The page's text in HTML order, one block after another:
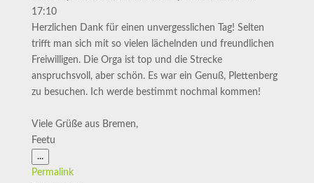
17:10
Herzlichen Dank für einen unvergesslichen Tag! Selten
trifft man sich mit so vielen lächelnden und freundlichen
Freiwilligen. Die Orga ist top und die Strecke
anspruchsvoll, aber schön. Es war ein Genuß, Plettenberg
zu besuchen. Ich werde bestimmt nochmal kommen!
Viele Grüße aus Bremen,
Feetu
...Diese
Metabox
Permalink